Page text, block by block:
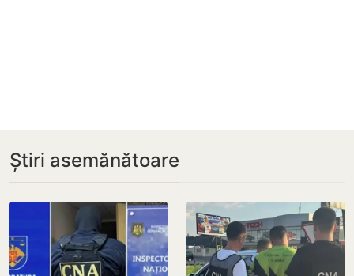
Știri asemănătoare